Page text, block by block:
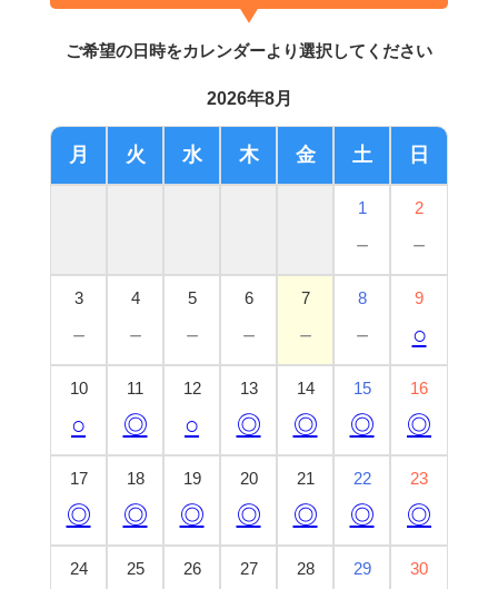
ご希望の日時をカレンダーより選択してください
2026年8月
月 火 水 木 金 土 日
1
－
2
－
3
－
4
－
5
－
6
－
7
－
8
－
9
○
10
○
11
◎
12
○
13
◎
14
◎
15
◎
16
◎
17
◎
18
◎
19
◎
20
◎
21
◎
22
◎
23
◎
24 25 26 27 28 29 30